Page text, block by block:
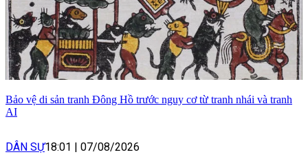
Bảo vệ di sản tranh Đông Hồ trước nguy cơ từ tranh nhái và tranh
AI
DÂN SỰ18:01 07/08/2026